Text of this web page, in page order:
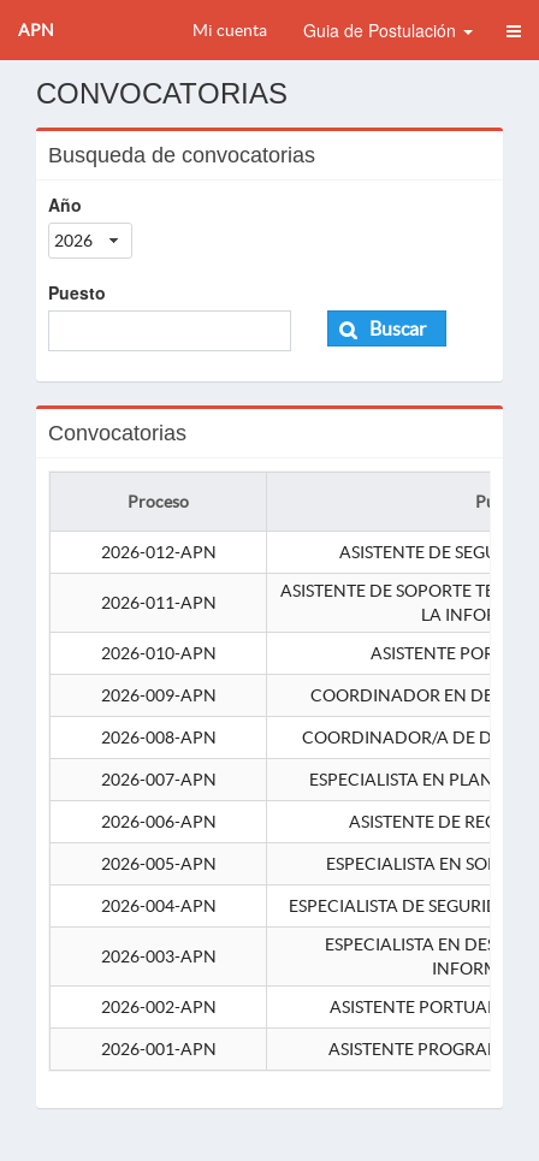
APN Mi cuenta Guia de Postulación
CONVOCATORIAS
Busqueda de convocatorias
Año
2026
Puesto
Buscar
Convocatorias
Proceso Puesto
2026-012-APN ASISTENTE DE
2026-011-APN
ASISTENTE DE SOPORTE
LA
2026-010-APN
ASISTENTE
2026-009-APN COORDINADOR EN
2026-008-APN COORDINADOR/A DE
2026-007-APN ESPECIALISTA EN
2026-006-APN ASISTENTE DE
2026-005-APN ESPECIALISTA EN
2026-004-APN ESPECIALISTA DE SEGURIDAD
2026-003-APN
ESPECIALISTA EN
2026-002-APN
ASISTENTE PORTUARIO 2-
2026-001-APN ASISTENTE